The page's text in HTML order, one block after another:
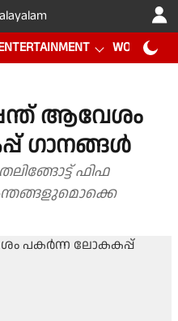
WORLD CUP
ആവേശം
ഗാനങ്ങള്‍
ഫിഫ